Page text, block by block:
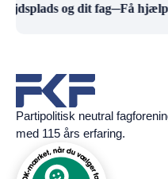
og dit fag─Få hjælp
Partipolitisk neutral
med 115 års erfaring.